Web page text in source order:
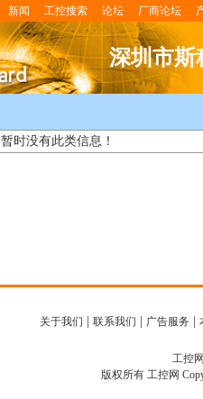
新闻 工控搜索 论坛 厂商论坛
深圳市斯
暂时没有此类信息！
关于我们 联系我们 广告服务
工控
版权所有 工控网